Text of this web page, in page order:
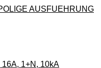
AUSFUEHRUNG